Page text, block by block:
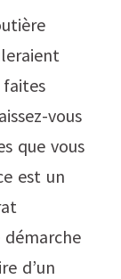
faites
vous
que vous
est un
démarche
d’un